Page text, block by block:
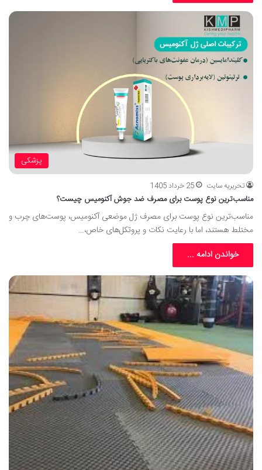
پزشکی
تحریریه سایت 25 خرداد 1405
مناسب‌ترین نوع پوست برای مصرف ضد جوش آکنومیس چیست؟
مناسب‌ترین نوع پوست برای مصرف ژل موضعی آکنومیس، پوست‌های چرب و
مختلط هستند، اما با رعایت نکات و پروتکل‌های خاص،…
خواندن ادامه ...